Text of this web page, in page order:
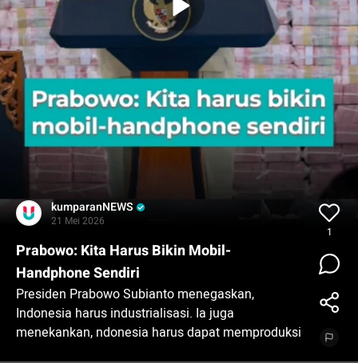
kumparanNEWS
21 Mei 2026
Prabowo: Kita Harus Bikin Mobil-
Handphone Sendiri
Presiden Prabowo Subianto menegaskan,
Indonesia harus industrialisasi. Ia juga
menekankan, ndonesia harus dapat memproduksi
1